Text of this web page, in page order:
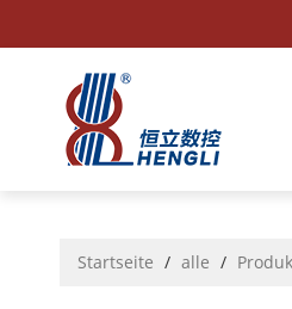
Startseite / alle /